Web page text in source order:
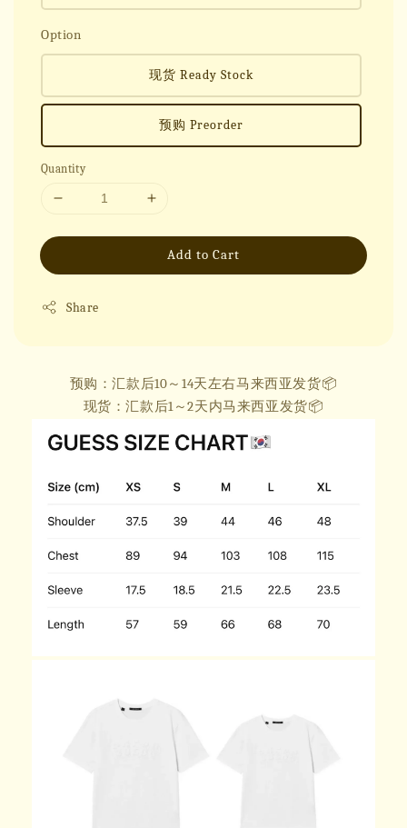
Option
现货 Ready Stock
预购 Preorder
Quantity
Add to Cart
Share
预购：汇款后10～14天左右马来西亚发货📦
现货：汇款后1～2天内马来西亚发货📦